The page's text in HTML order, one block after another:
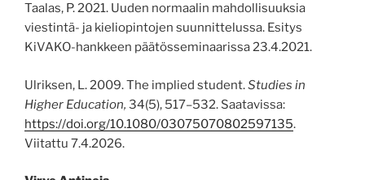
Taalas, P. 2021. Uuden normaalin mahdollisuuksia
viestintä- ja kieliopintojen suunnittelussa. Esitys
KiVAKO-hankkeen päätösseminaarissa 23.4.2021.
Ulriksen, L. 2009. The implied student.Studies in
Higher Education, 34(5), 517–532. Saatavissa:
https://doi.org/10.1080/03075070802597135.
Viitattu 7.4.2026.